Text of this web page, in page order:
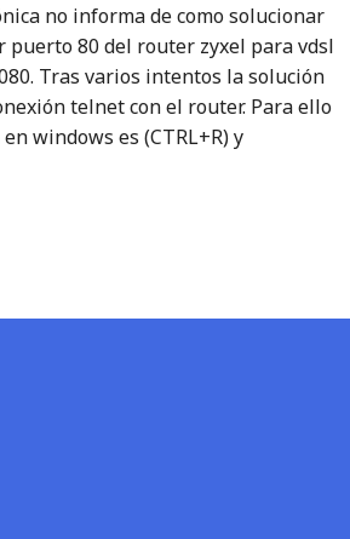
no informa de como solucionar
80 del router zyxel para vdsl
Tras varios intentos la solución
telnet con el router. Para ello
windows es (CTRL+R) y